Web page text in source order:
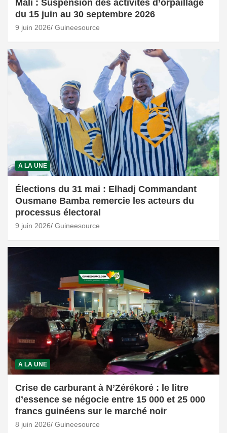
Mali : Suspension des activités d’orpaillage
du 15 juin au 30 septembre 2026
9 juin 2026 Guineesource
A LA UNE
Élections du 31 mai : Elhadj Commandant
Ousmane Bamba remercie les acteurs du
processus électoral
9 juin 2026 Guineesource
A LA UNE
Crise de carburant à N’Zérékoré : le litre
d’essence se négocie entre 15 000 et 25 000
francs guinéens sur le marché noir
8 juin 2026 Guineesource